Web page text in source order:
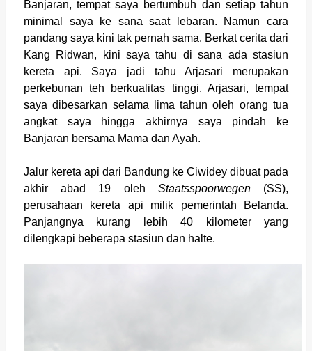
Banjaran, tempat saya bertumbuh dan setiap tahun
minimal saya ke sana saat lebaran. Namun cara
pandang saya kini tak pernah sama. Berkat cerita dari
Kang Ridwan, kini saya tahu di sana ada stasiun
kereta api. Saya jadi tahu Arjasari merupakan
perkebunan teh berkualitas tinggi. Arjasari, tempat
saya dibesarkan selama lima tahun oleh orang tua
angkat saya hingga akhirnya saya pindah ke
Banjaran bersama Mama dan Ayah.
Jalur kereta api dari Bandung ke Ciwidey dibuat pada
akhir abad 19 oleh Staatsspoorwegen(SS),
perusahaan kereta api milik pemerintah Belanda.
Panjangnya kurang lebih 40 kilometer yang
dilengkapi beberapa stasiun dan halte.